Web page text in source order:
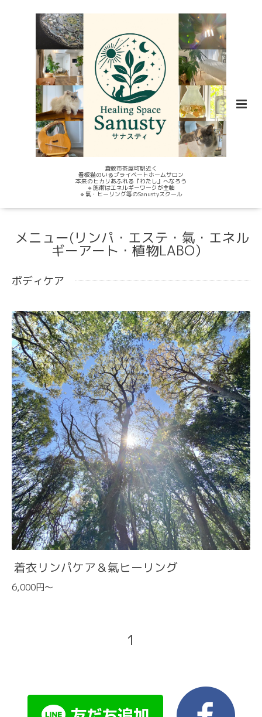
倉敷市茶屋町駅近く
看板猫のいるプライベートホームサロン
本来のヒカリあふれる『わたし』へなろう
🔹施術はエネルギーワークが主軸
🔹氣・ヒーリング等のSanustyスクール
メニュー(リンパ・エステ・氣・エネル
ギーアート・植物LABO）
ボディケア
着衣リンパケア＆氣ヒーリング
6,000円～
1